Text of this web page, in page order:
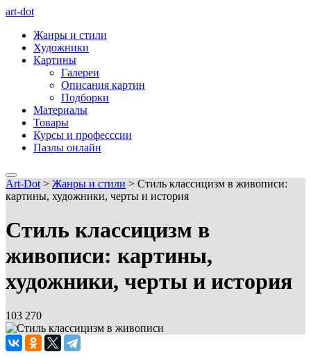
art-dot
Жанры и стили
Художники
Картины
Галереи
Описания картин
Подборки
Материалы
Товары
Курсы и професссии
Пазлы онлайн
Art-Dot > Жанры и стили > Стиль классицизм в живописи:
картины, художники, черты и история
Стиль классицизм в
живописи: картины,
художники, черты и история
103 270